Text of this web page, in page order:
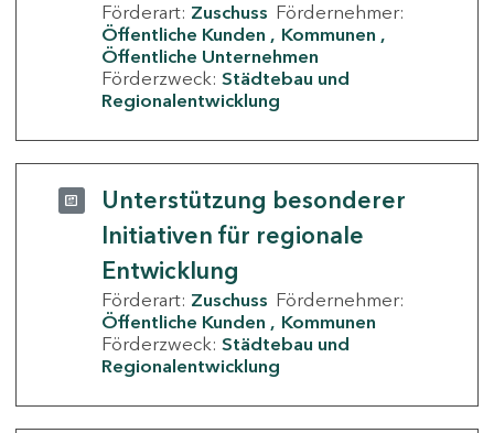
Förderart: Zuschuss Fördernehmer:
Öffentliche Kunden
Kommunen
Öffentliche Unternehmen
Förderzweck: Städtebau und
Regionalentwicklung
Unterstützung besonderer
Initiativen für regionale
Entwicklung
Förderart: Zuschuss Fördernehmer:
Öffentliche Kunden
Kommunen
Förderzweck: Städtebau und
Regionalentwicklung